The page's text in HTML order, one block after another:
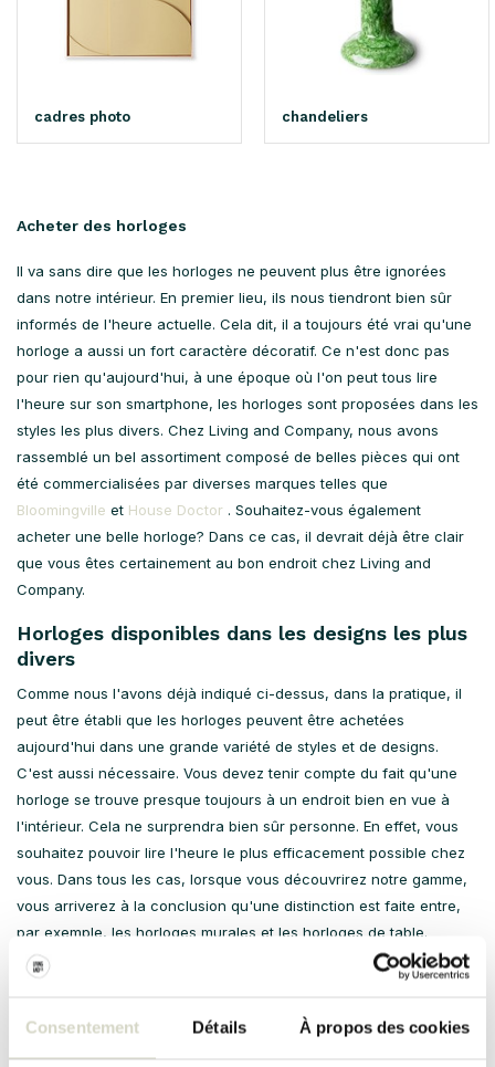
Consentement Détails À propos des cookies
cadres photo chandeliers
Acheter des horloges
Il va sans dire que les horloges ne peuvent plus être ignorées
dans notre intérieur. En premier lieu, ils nous tiendront bien sûr
informés de l'heure actuelle. Cela dit, il a toujours été vrai qu'une
horloge a aussi un fort caractère décoratif. Ce n'est donc pas
pour rien qu'aujourd'hui, à une époque où l'on peut tous lire
l'heure sur son smartphone, les horloges sont proposées dans les
styles les plus divers. Chez Living and Company, nous avons
rassemblé un bel assortiment composé de belles pièces qui ont
été commercialisées par diverses marques telles que
Bloomingville et House Doctor . Souhaitez-vous également
acheter une belle horloge? Dans ce cas, il devrait déjà être clair
que vous êtes certainement au bon endroit chez Living and
Company.
Horloges disponibles dans les designs les plus
divers
Comme nous l'avons déjà indiqué ci-dessus, dans la pratique, il
peut être établi que les horloges peuvent être achetées
aujourd'hui dans une grande variété de styles et de designs.
C'est aussi nécessaire. Vous devez tenir compte du fait qu'une
horloge se trouve presque toujours à un endroit bien en vue à
l'intérieur. Cela ne surprendra bien sûr personne. En effet, vous
souhaitez pouvoir lire l'heure le plus efficacement possible chez
vous. Dans tous les cas, lorsque vous découvrirez notre gamme,
vous arriverez à la conclusion qu'une distinction est faite entre,
par exemple, les horloges murales et les horloges de table.
Malgré le fait que ces derniers soient un peu moins populaires de
nos jours, ils restent toujours un très bel accroche-regard. Une
Que faut-il considérer lors de l'achat d'une